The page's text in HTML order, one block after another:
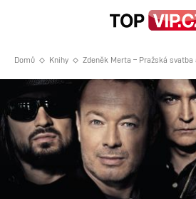
Domů Knihy Zdeněk Merta – Pražská